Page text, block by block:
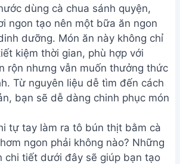
dùng cà chua sánh quyện,
ngon tạo nên một bữa ăn ngon
dưỡng. Món ăn này không chỉ
kiệm thời gian, phù hợp với
rộn nhưng vẫn muốn thưởng thức
Từ nguyên liệu dễ tìm đến cách
bạn sẽ dễ dàng chinh phục món
tự tay làm ra tô bún thịt bằm cà
ngon phải không nào? Những
chi tiết dưới đây sẽ giúp bạn tạo